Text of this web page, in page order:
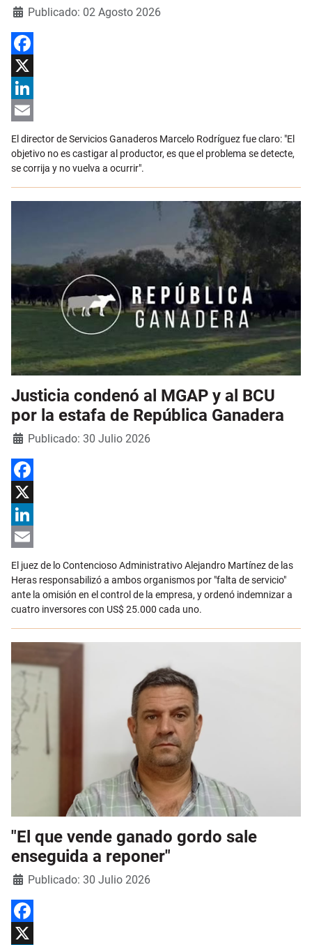
DetallesPublicado: 02 Agosto 2026
Facebook
X
LinkedIn
Email
El director de Servicios Ganaderos Marcelo Rodríguez fue claro: "El
objetivo no es castigar al productor, es que el problema se detecte,
se corrija y no vuelva a ocurrir".
Justicia condenó al MGAP y al BCU
por la estafa de República Ganadera
DetallesPublicado: 30 Julio 2026
Facebook
X
LinkedIn
Email
El juez de lo Contencioso Administrativo Alejandro Martínez de las
Heras responsabilizó a ambos organismos por "falta de servicio"
ante la omisión en el control de la empresa, y ordenó indemnizar a
cuatro inversores con US$ 25.000 cada uno.
"El que vende ganado gordo sale
enseguida a reponer"
DetallesPublicado: 30 Julio 2026
Facebook